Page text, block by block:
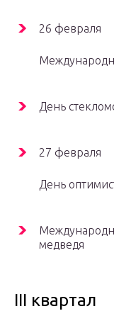
26 февраля
День
27 февраля
День
медведя
III квартал